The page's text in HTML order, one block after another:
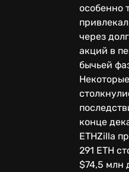
особенно
через
акций в
бычьей
конце
ETHZilla
291 ETH
$74,5 млн